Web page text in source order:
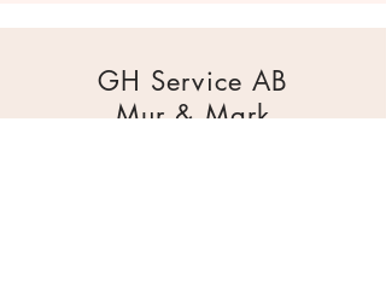
GH Service AB
Mur & Mark